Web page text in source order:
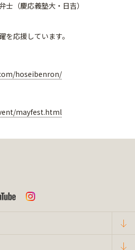
（慶応義塾大・日吉）
を応援しています。
hoseibenron/
mayfest.html